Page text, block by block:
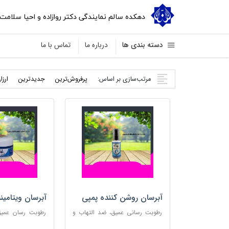
دهکده سالم نمایندگی دکتر روازاده و احیا
دسته بندی ها درباره ما تماس با ما
مرتب‌سازی بر اساس: پرفروش‌ترین جدید‌ترین
آبرسان روشن کننده پمپی
رطوبت رسانی عمیق، ضد التهاب و
آبرسان
رطوبت رسان